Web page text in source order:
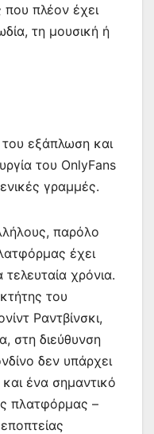
πλέον έχει
τη μουσική ή
εξάπλωση και
του OnlyFans
γραμμές.
παρόλο
έχει
χρόνια.
του
Ραντβίνσκι,
στη διεύθυνση
δεν υπάρχει
ένα σημαντικό
πλατφόρμας –